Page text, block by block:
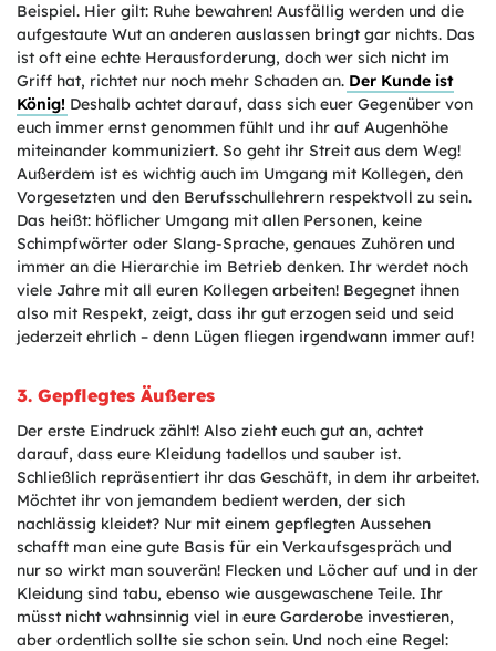
Beispiel. Hier gilt: Ruhe bewahren! Ausfällig werden und die
aufgestaute Wut an anderen auslassen bringt gar nichts. Das
ist oft eine echte Herausforderung, doch wer sich nicht im
Griff hat, richtet nur noch mehr Schaden an. Der Kunde ist
König! Deshalb achtet darauf, dass sich euer Gegenüber von
euch immer ernst genommen fühlt und ihr auf Augenhöhe
miteinander kommuniziert. So geht ihr Streit aus dem Weg!
Außerdem ist es wichtig auch im Umgang mit Kollegen, den
Vorgesetzten und den Berufsschullehrern respektvoll zu sein.
Das heißt: höflicher Umgang mit allen Personen, keine
Schimpfwörter oder Slang-Sprache, genaues Zuhören und
immer an die Hierarchie im Betrieb denken. Ihr werdet noch
viele Jahre mit all euren Kollegen arbeiten! Begegnet ihnen
also mit Respekt, zeigt, dass ihr gut erzogen seid und seid
jederzeit ehrlich – denn Lügen fliegen irgendwann immer auf!
3. Gepflegtes Äußeres
Der erste Eindruck zählt! Also zieht euch gut an, achtet
darauf, dass eure Kleidung tadellos und sauber ist.
Schließlich repräsentiert ihr das Geschäft, in dem ihr arbeitet.
Möchtet ihr von jemandem bedient werden, der sich
nachlässig kleidet? Nur mit einem gepflegten Aussehen
schafft man eine gute Basis für ein Verkaufsgespräch und
nur so wirkt man souverän! Flecken und Löcher auf und in der
Kleidung sind tabu, ebenso wie ausgewaschene Teile. Ihr
müsst nicht wahnsinnig viel in eure Garderobe investieren,
aber ordentlich sollte sie schon sein. Und noch eine Regel: